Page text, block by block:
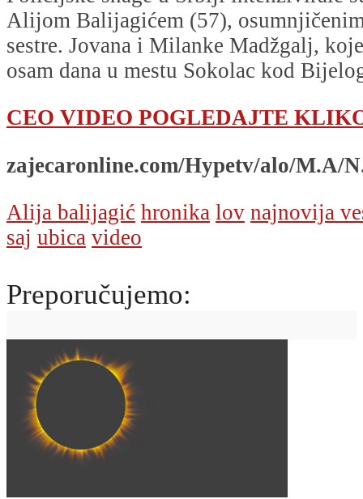
Alijom Balijagićem (57),
sestre. Jovana i Milanke Madžgalj,
osam dana u mestu Sokolac kod
CEO VIDEO POGLEDAJTE
zajecaronline.com/Hypetv/alo/M.A/
Alija balijagić hronika lov najnovija
saj ubica video
Preporučujemo: